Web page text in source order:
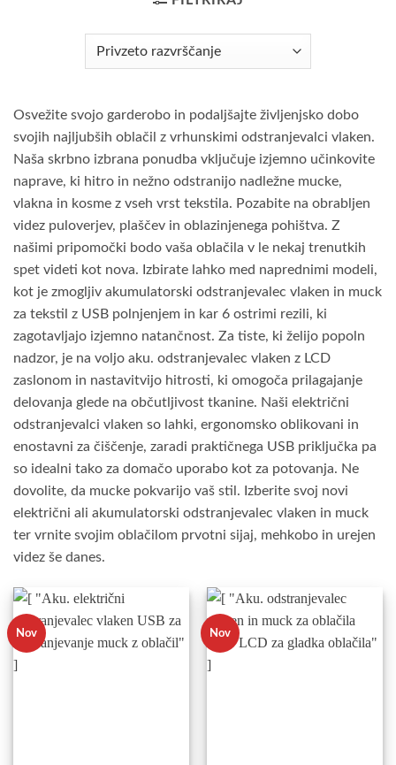
Osvežite svojo garderobo in podaljšajte življenjsko dobo
svojih najljubših oblačil z vrhunskimi odstranjevalci vlaken.
Naša skrbno izbrana ponudba vključuje izjemno učinkovite
naprave, ki hitro in nežno odstranijo nadležne mucke,
vlakna in kosme z vseh vrst tekstila. Pozabite na obrabljen
videz puloverjev, plaščev in oblazinjenega pohištva. Z
našimi pripomočki bodo vaša oblačila v le nekaj trenutkih
spet videti kot nova. Izbirate lahko med naprednimi modeli,
kot je zmogljiv akumulatorski odstranjevalec vlaken in muck
za tekstil z USB polnjenjem in kar 6 ostrimi rezili, ki
zagotavljajo izjemno natančnost. Za tiste, ki želijo popoln
nadzor, je na voljo aku. odstranjevalec vlaken z LCD
zaslonom in nastavitvijo hitrosti, ki omogoča prilagajanje
delovanja glede na občutljivost tkanine. Naši električni
odstranjevalci vlaken so lahki, ergonomsko oblikovani in
enostavni za čiščenje, zaradi praktičnega USB priključka pa
so idealni tako za domačo uporabo kot za potovanja. Ne
dovolite, da mucke pokvarijo vaš stil. Izberite svoj novi
električni ali akumulatorski odstranjevalec vlaken in muck
ter vrnite svojim oblačilom prvotni sijaj, mehkobo in urejen
videz še danes.
Nov Nov